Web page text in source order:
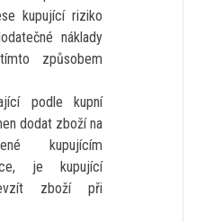
kupující riziko
náklady
způsobem
podle kupní
dodat zboží na
kupujícím
je kupující
zboží při